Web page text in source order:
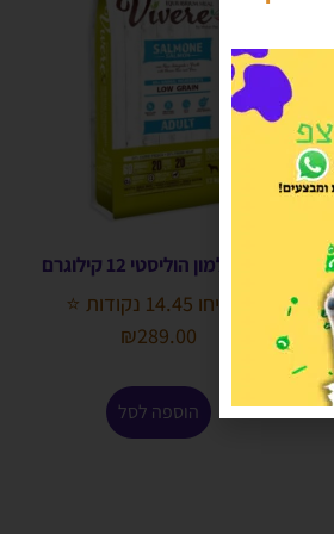
ויורה סלמון הוליסטי 12 קילוגרם
הרוויחו 14.45 נקודות ⭐
₪289.00
הוספה לסל